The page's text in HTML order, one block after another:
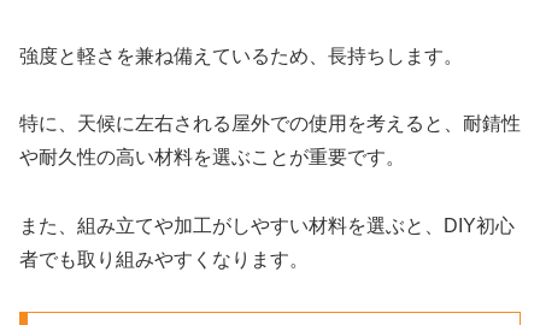
強度と軽さを兼ね備えているため、長持ちします。
特に、天候に左右される屋外での使用を考えると、耐錆性
や耐久性の高い材料を選ぶことが重要です。
また、組み立てや加工がしやすい材料を選ぶと、DIY初心
者でも取り組みやすくなります。